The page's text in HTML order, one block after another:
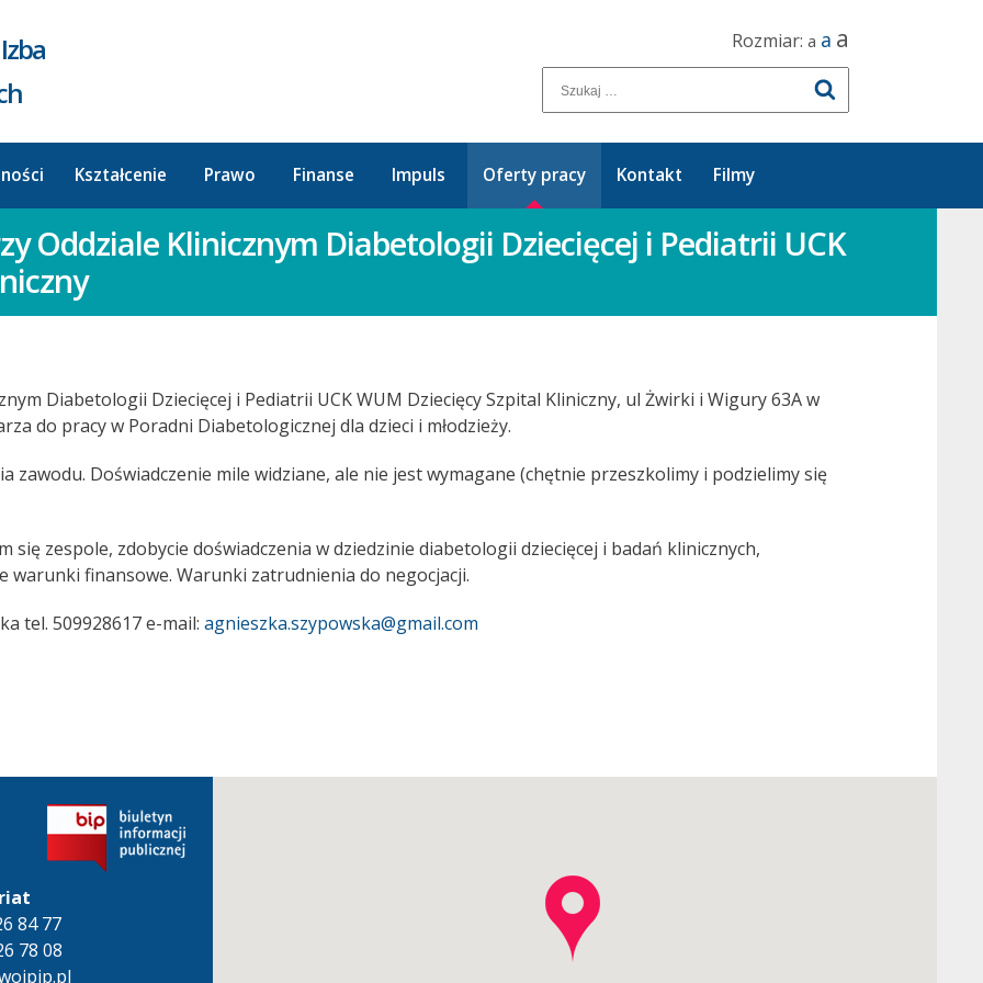
Rozmiar: a a a
Kształcenie Prawo Finanse Impuls Oferty pracy Kontakt Filmy
Oddziale Klinicznym Diabetologii Dziecięcej i Pediatrii UCK
Diabetologii Dziecięcej i Pediatrii UCK WUM Dziecięcy Szpital Kliniczny, ul Żwirki i Wigury 63A w
do pracy w Poradni Diabetologicznej dla dzieci i młodzieży.
zawodu. Doświadczenie mile widziane, ale nie jest wymagane (chętnie przeszkolimy i podzielimy się
się zespole, zdobycie doświadczenia w dziedzinie diabetologii dziecięcej i badań klinicznych,
finansowe. Warunki zatrudnienia do negocjacji.
tel. 509928617 e-mail: agnieszka.szypowska@gmail.com
84 77
78 08